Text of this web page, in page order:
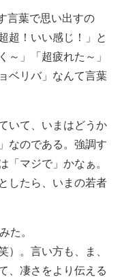
言葉で思い出すの
超！いい感じ！」と
～」「超疲れた～」
ベリバ」なんて言葉
いて、いまはどうか
なのである。強調す
「マジで」かなぁ。
したら、いまの若者
た。
）。言い方も、ま、
、凄さをより伝える